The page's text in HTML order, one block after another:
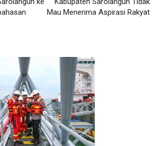
Mau Menerima Aspirasi Rakyat